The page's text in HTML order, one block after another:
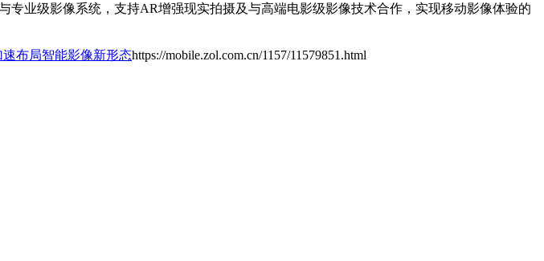
业级影像系统，支持AR增强现实拍摄及与高端电影级影像技术合作，实现移动影像体验的
布局智能影像新形态https://mobile.zol.com.cn/1157/11579851.html